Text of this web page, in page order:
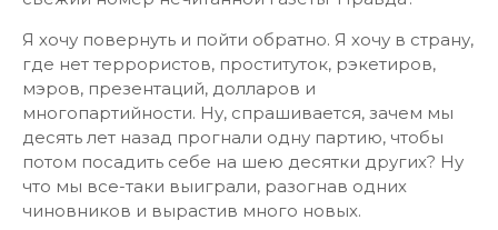
Я хочу повернуть и пойти обратно. Я хочу в страну,
где нет террористов, проституток, рэкетиров,
мэров, презентаций, долларов и
многопартийности. Ну, спрашивается, зачем мы
десять лет назад прогнали одну партию, чтобы
потом посадить себе на шею десятки других? Ну
что мы все-таки выиграли, разогнав одних
чиновников и вырастив много новых.